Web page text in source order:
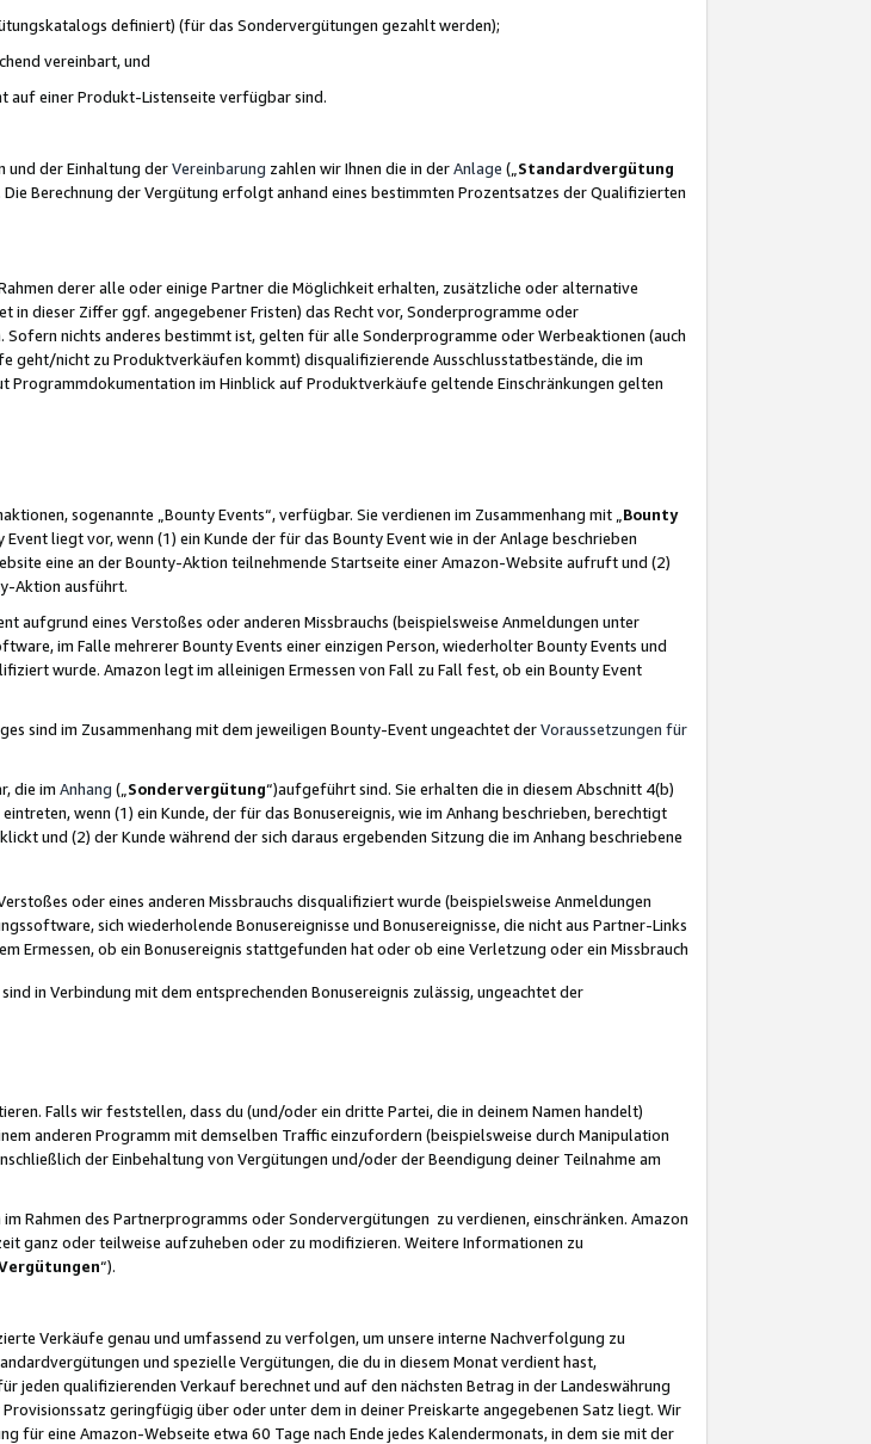
definiert) (für das Sondervergütungen gezahlt werden);
vereinbart, und
auf einer Produkt-Listenseite verfügbar sind.
und der Einhaltung derVereinbarung zahlen wir Ihnen die in derAnlage („ Standardvergütung
Berechnung der Vergütung erfolgt anhand eines bestimmten Prozentsatzes der Qualifizierten
derer alle oder einige Partner die Möglichkeit erhalten, zusätzliche oder alternative
in dieser Ziffer ggf. angegebener Fristen) das Recht vor, Sonderprogramme oder
nichts anderes bestimmt ist, gelten für alle Sonderprogramme oder Werbeaktionen (auch
geht/nicht zu Produktverkäufen kommt) disqualifizierende Ausschlusstatbestände, die im
Programmdokumentation im Hinblick auf Produktverkäufe geltende Einschränkungen gelten
sogenannte „Bounty Events“, verfügbar. Sie verdienen im Zusammenhang mit „ Bounty
liegt vor, wenn (1) ein Kunde der für das Bounty Event wie in der Anlage beschrieben
eine an der Bounty-Aktion teilnehmende Startseite einer Amazon-Website aufruft und (2)
Aktion ausführt.
aufgrund eines Verstoßes oder anderen Missbrauchs (beispielsweise Anmeldungen unter
im Falle mehrerer Bounty Events einer einzigen Person, wiederholter Bounty Events und
wurde. Amazon legt im alleinigen Ermessen von Fall zu Fall fest, ob ein Bounty Event
sind im Zusammenhang mit dem jeweiligen Bounty-Event ungeachtet derVoraussetzungen für
die im Anhang („ Sondervergütung“)aufgeführt sind. Sie erhalten die in diesem Abschnitt 4(b)
eintreten, wenn (1) ein Kunde, der für das Bonusereignis, wie im Anhang beschrieben, berechtigt
und (2) der Kunde während der sich daraus ergebenden Sitzung die im Anhang beschriebene
oder eines anderen Missbrauchs disqualifiziert wurde (beispielsweise Anmeldungen
sich wiederholende Bonusereignisse und Bonusereignisse, die nicht aus Partner-Links
Ermessen, ob ein Bonusereignis stattgefunden hat oder ob eine Verletzung oder ein Missbrauch
in Verbindung mit dem entsprechenden Bonusereignis zulässig, ungeachtet der
Falls wir feststellen, dass du (und/oder ein dritte Partei, die in deinem Namen handelt)
anderen Programm mit demselben Traffic einzufordern (beispielsweise durch Manipulation
der Einbehaltung von Vergütungen und/oder der Beendigung deiner Teilnahme am
Rahmen des Partnerprogramms oder Sondervergütungen zu verdienen, einschränken. Amazon
ganz oder teilweise aufzuheben oder zu modifizieren. Weitere Informationen zu
“).
Verkäufe genau und umfassend zu verfolgen, um unsere interne Nachverfolgung zu
und spezielle Vergütungen, die du in diesem Monat verdient hast,
jeden qualifizierenden Verkauf berechnet und auf den nächsten Betrag in der Landeswährung
geringfügig über oder unter dem in deiner Preiskarte angegebenen Satz liegt. Wir
für eine Amazon-Webseite etwa 60 Tage nach Ende jedes Kalendermonats, in dem sie mit der